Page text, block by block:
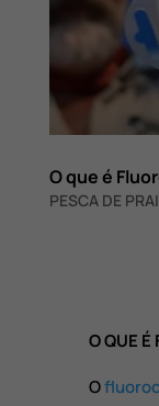
O que é
PESCA DE
O QUE É
O